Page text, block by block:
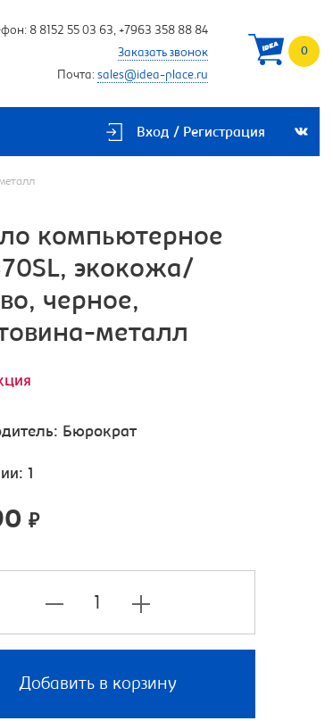
8 8152 55 03 63, +7963 358 88 84
Заказать звонок
Почта: sales@idea-place.ru
0
Вход / Регистрация
компьютерное
экокожа/
черное,
металл
Бюрократ
1
₽
Добавить в корзину